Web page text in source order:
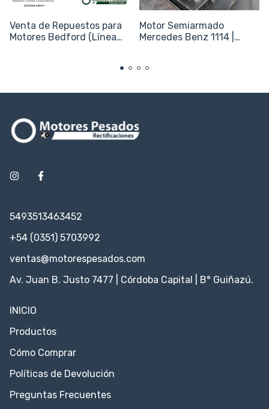
Venta de Repuestos para
Motores Bedford (Línea
Motor Semiarmado
Mercedes Benz 1114 |
5493513463452
+54 (0351) 5703992
ventas@motorespesados.com
Av. Juan B. Justo 7477 | Córdoba Capital | B° Guiñazú.
INICIO
Productos
Cómo Comprar
Políticas de Devolución
Preguntas Frecuentes